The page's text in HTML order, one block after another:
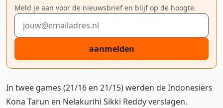
Meld je aan voor de nieuwsbrief en blijf op de hoogte.
E-mailadres
aanmelden
In twee games (21/16 en 21/15) werden de Indonesiërs
Kona Tarun en Nelakurihi Sikki Reddy verslagen.